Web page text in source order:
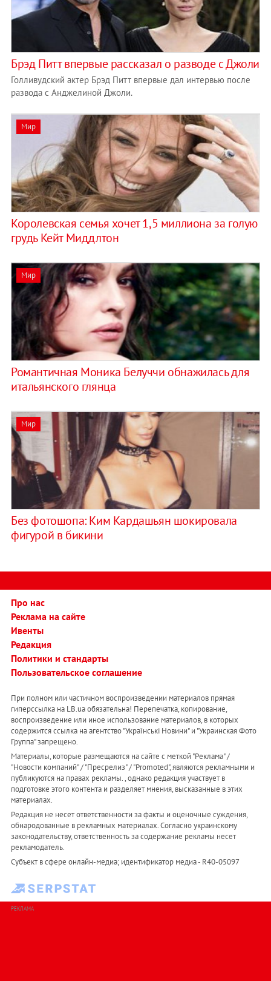
Брэд Питт впервые рассказал о разводе с Джоли
Голливудский актер Брэд Питт впервые дал интервью после
развода с Анджелиной Джоли.
Мир
Королевская семья хочет 1,5 миллиона за голую
грудь Кейт Миддлтон
Мир
Романтичная Моника Белуччи обнажилась для
итальянского глянца
Мир
Без фотошопа: Ким Кардашьян шокировала
фигурой в бикини
Про нас
Реклама на сайте
Ивенты
Редакция
Политики и стандарты
Пользовательское соглашение
При полном или частичном воспроизведении материалов прямая
гиперссылка на LB.ua обязательна! Перепечатка, копирование,
воспроизведение или иное использование материалов, в которых
содержится ссылка на агентство "Українськi Новини" и "Украинская Фото
Группа" запрещено.
Материалы, которые размещаются на сайте с меткой "Реклама" /
"Новости компаний" / "Пресрелиз" / "Promoted", являются рекламными и
публикуются на правах рекламы. , однако редакция участвует в
подготовке этого контента и разделяет мнения, высказанные в этих
материалах.
Редакция не несет ответственности за факты и оценочные суждения,
обнародованные в рекламных материалах. Согласно украинскому
законодательству, ответственность за содержание рекламы несет
рекламодатель.
Субъект в сфере онлайн-медиа; идентификатор медиа - R40-05097
РЕКЛАМА